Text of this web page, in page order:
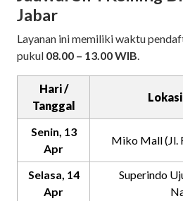
Jabar
Layanan ini memiliki waktu
pukul 08.00 – 13.00 WIB
Hari /
Tanggal
Senin, 13
Apr
Miko Mall (Jl.
Selasa, 14
Apr
Superindo